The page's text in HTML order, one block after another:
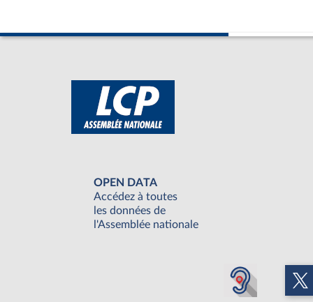
OPEN DATA
Accédez à toutes
les données de
l'Assemblée nationale